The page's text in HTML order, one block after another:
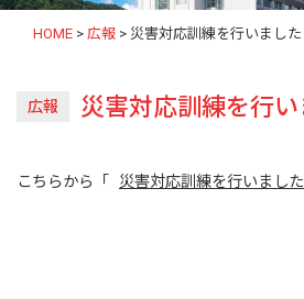
HOME > 広報 > 災害対応訓練を行いました
広報 災害対応訓練を行い
こちらから「 災害対応訓練を行いました